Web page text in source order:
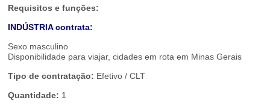
Requisitos e funções:
INDÚSTRIA contrata:
Sexo masculino
Disponibilidade para viajar, cidades em rota em Minas Gerais
Tipo de contratação: Efetivo / CLT
Quantidade: 1